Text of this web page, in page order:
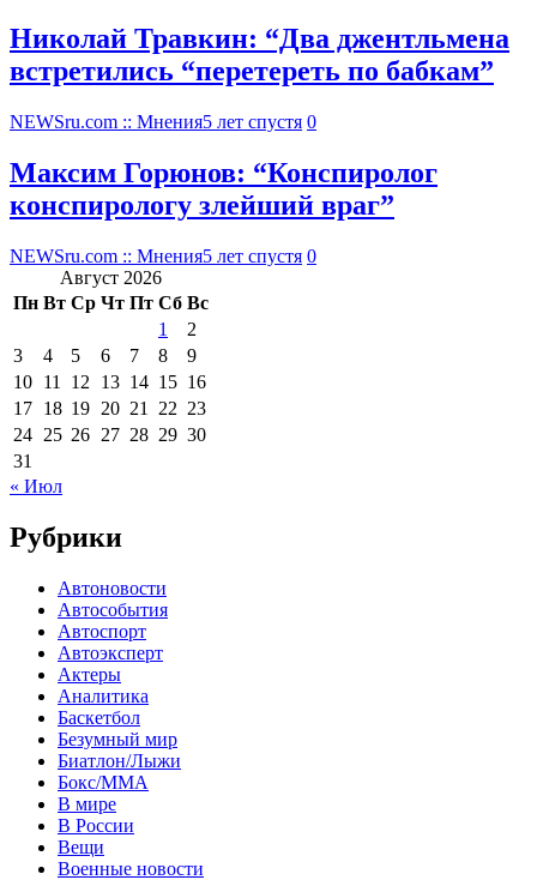
Николай Травкин: “Два джентльмена
встретились “перетереть по бабкам”
NEWSru.com :: Мнения5 лет спустя 0
Максим Горюнов: “Конспиролог
конспирологу злейший враг”
NEWSru.com :: Мнения5 лет спустя 0
Август 2026
Пн Вт Ср Чт Пт Сб Вс
1
2
3
4 5 6 7 8
9
10 11 12 13 14 15 16
17 18 19 20 21 22 23
24 25 26 27 28 29 30
31
« Июл
Рубрики
Автоновости
Автособытия
Автоспорт
Автоэксперт
Актеры
Аналитика
Баскетбол
Безумный мир
Биатлон/Лыжи
Бокс/MMA
В мире
В России
Вещи
Военные новости